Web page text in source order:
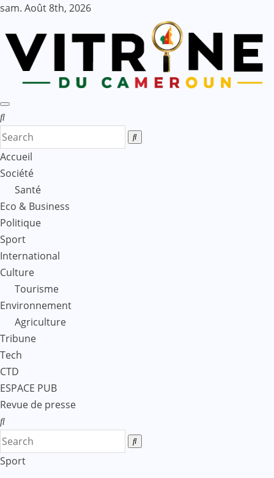
Skip
content
sam. Août 8th, 2026
Accueil
Société
Santé
Eco & Business
Politique
Sport
International
Culture
Tourisme
Environnement
Agriculture
Tribune
Tech
CTD
ESPACE PUB
Revue de presse
Sport